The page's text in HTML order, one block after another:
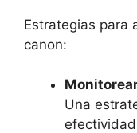
Estrategias para
canon:
Una